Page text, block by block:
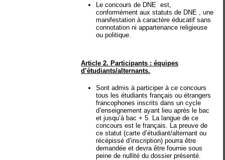
Le concours de DNE est,
conformément aux statuts de DNE , une
manifestation à caractère éducatif sans
connotation ni appartenance religieuse
ou politique.
Article 2. Participants : équipes
d’étudiants/alternants.
Sont admis à participer à ce concours
tous les étudiants français ou étrangers
francophones inscrits dans un cycle
d’enseignement ayant lieu après le bac
et jusqu’à bac + 5. La langue de ce
concours est le français. La preuve de
ce statut (carte d’étudiant/alternant ou
récépissé d’inscription) pourra être
demandée et devra être fournie sous
peine de nullité du dossier présenté.